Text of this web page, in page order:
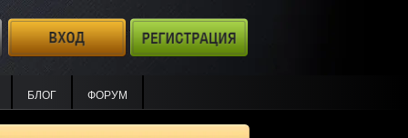
БЛОГ ФОРУМ